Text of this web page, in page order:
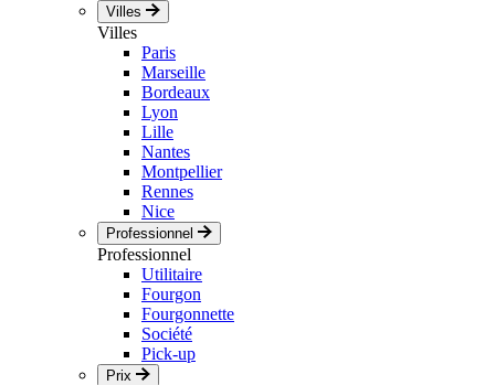
Villes
Villes
Paris
Marseille
Bordeaux
Lyon
Lille
Nantes
Montpellier
Rennes
Nice
Professionnel
Professionnel
Utilitaire
Fourgon
Fourgonnette
Société
Pick-up
Prix